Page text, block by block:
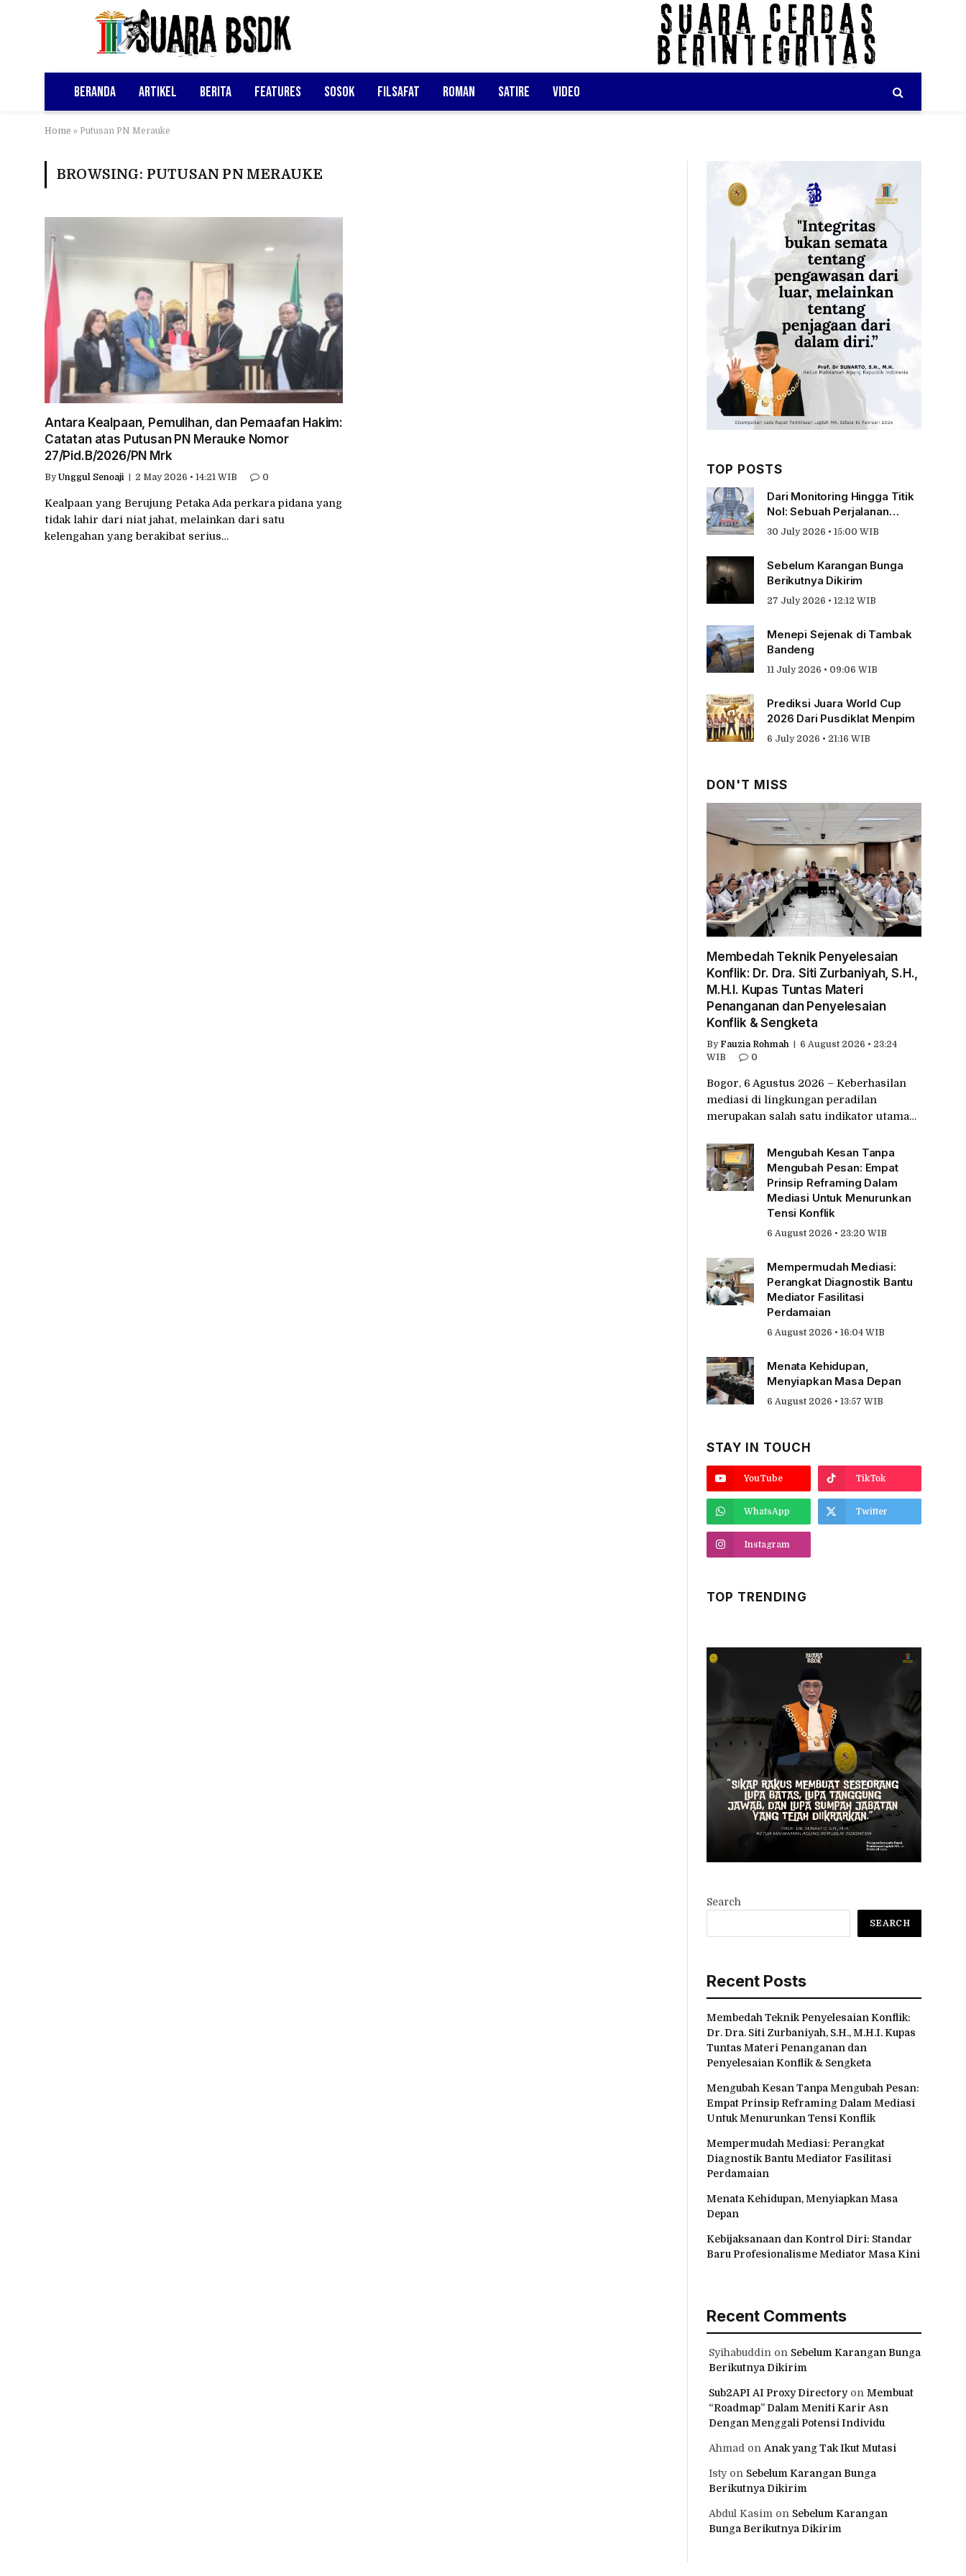
Beranda Artikel Berita Features Sosok Filsafat Roman Satire Video
Home » Putusan PN Merauke
BROWSING: PUTUSAN PN MERAUKE
Antara Kealpaan, Pemulihan, dan Pemaafan Hakim:
Catatan atas Putusan PN Merauke Nomor
27/Pid.B/2026/PN Mrk
By Unggul Senoaji 2 May 2026 • 14:21 WIB 0
Kealpaan yang Berujung Petaka Ada perkara pidana yang
tidak lahir dari niat jahat, melainkan dari satu
kelengahan yang berakibat serius…
TOP POSTS
Dari Monitoring Hingga Titik
Nol: Sebuah Perjalanan
Tentang Pengabdian
30 July 2026 • 15:00 WIB
Sebelum Karangan Bunga
Berikutnya Dikirim
27 July 2026 • 12:12 WIB
Menepi Sejenak di Tambak
Bandeng
11 July 2026 • 09:06 WIB
Prediksi Juara World Cup
2026 Dari Pusdiklat Menpim
6 July 2026 • 21:16 WIB
DON'T MISS
Membedah Teknik Penyelesaian
Konflik: Dr. Dra. Siti Zurbaniyah, S.H.,
M.H.I. Kupas Tuntas Materi
Penanganan dan Penyelesaian
Konflik & Sengketa
By Fauzia Rohmah
6 August 2026 • 23:24
WIB
0
Bogor, 6 Agustus 2026 – Keberhasilan
mediasi di lingkungan peradilan
merupakan salah satu indikator utama…
Mengubah Kesan Tanpa
Mengubah Pesan: Empat
Prinsip Reframing Dalam
Mediasi Untuk Menurunkan
Tensi Konflik
6 August 2026 • 23:20 WIB
Mempermudah Mediasi:
Perangkat Diagnostik Bantu
Mediator Fasilitasi
Perdamaian
6 August 2026 • 16:04 WIB
Menata Kehidupan,
Menyiapkan Masa Depan
6 August 2026 • 13:57 WIB
STAY IN TOUCH
YouTube TikTok
WhatsApp Twitter
Instagram
TOP TRENDING
Search
SEARCH
Recent Posts
Membedah Teknik Penyelesaian Konflik:
Dr. Dra. Siti Zurbaniyah, S.H., M.H.I. Kupas
Tuntas Materi Penanganan dan
Penyelesaian Konflik & Sengketa
Mengubah Kesan Tanpa Mengubah Pesan:
Empat Prinsip Reframing Dalam Mediasi
Untuk Menurunkan Tensi Konflik
Mempermudah Mediasi: Perangkat
Diagnostik Bantu Mediator Fasilitasi
Perdamaian
Menata Kehidupan, Menyiapkan Masa
Depan
Kebijaksanaan dan Kontrol Diri: Standar
Baru Profesionalisme Mediator Masa Kini
Recent Comments
Syihabuddin on Sebelum Karangan Bunga
Berikutnya Dikirim
Sub2API AI Proxy Directoryon Membuat
“Roadmap” Dalam Meniti Karir Asn
Dengan Menggali Potensi Individu
Ahmad on Anak yang Tak Ikut Mutasi
Istyon Sebelum Karangan Bunga
Berikutnya Dikirim
Abdul Kasim on Sebelum Karangan
Bunga Berikutnya Dikirim